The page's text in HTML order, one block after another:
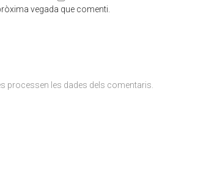
vegada que comenti.
processen les dades dels comentaris.